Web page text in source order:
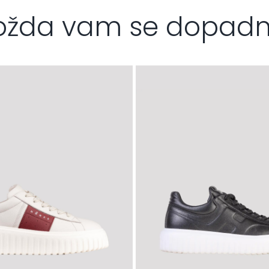
vam se